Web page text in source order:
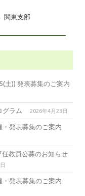
関東支部
土)) 発表募集のご案内
グラム 2026年4月23日
・発表募集のご案内
教員公募のお知らせ
・発表募集のご案内